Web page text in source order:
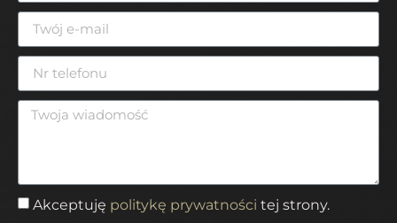
Akceptuję politykę prywatności tej strony.